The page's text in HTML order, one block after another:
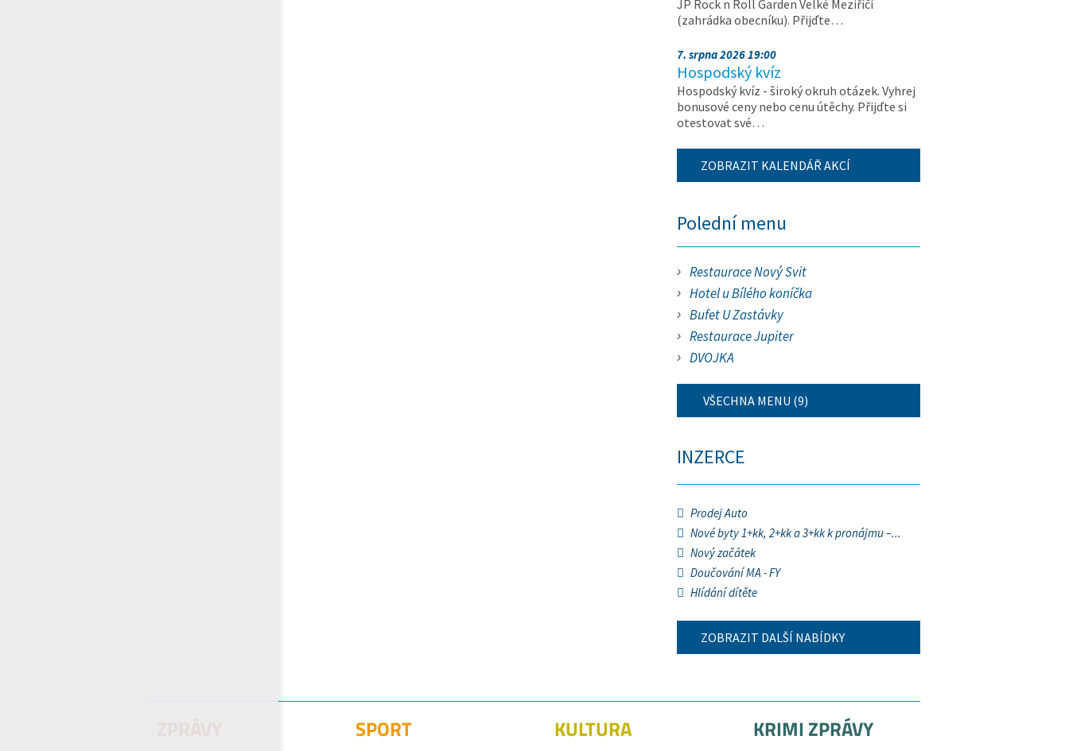
JP Rock n Roll Garden Velké Meziříčí
(zahrádka obecníku). Přijďte…
7. srpna 2026 19:00
Hospodský kvíz
Hospodský kvíz - široký okruh otázek. Vyhrej
bonusové ceny nebo cenu útěchy. Přijďte si
otestovat své…
ZOBRAZIT KALENDÁŘ AKCÍ
Polední menu
Restaurace Nový Svit
Hotel u Bílého koníčka
Bufet U Zastávky
Restaurace Jupiter
DVOJKA
VŠECHNA MENU (9)
INZERCE
Prodej Auto
Nové byty 1+kk, 2+kk a 3+kk k pronájmu –...
Nový začátek
Doučování MA - FY
Hlídání dítěte
ZOBRAZIT DALŠÍ NABÍDKY
SPORT KULTURA KRIMI ZPRÁVY